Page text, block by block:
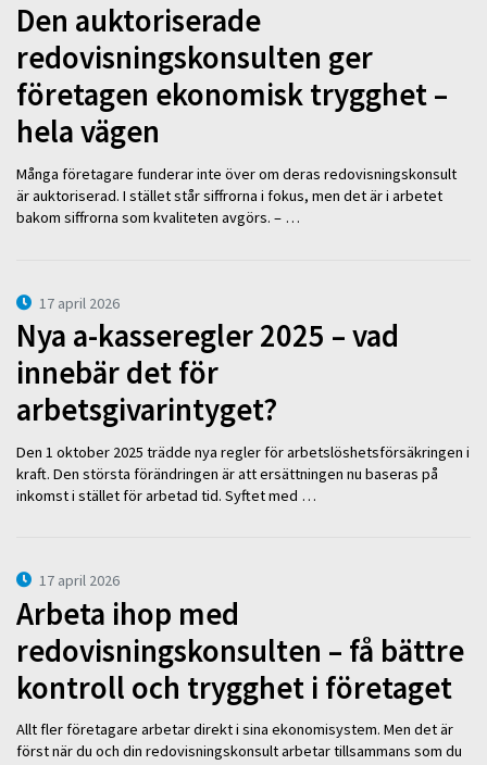
Den auktoriserade
redovisningskonsulten ger
företagen ekonomisk trygghet –
hela vägen
Många företagare funderar inte över om deras redovisningskonsult
är auktoriserad. I stället står siffrorna i fokus, men det är i arbetet
bakom siffrorna som kvaliteten avgörs. – …
17 april 2026
Nya a-kasseregler 2025 – vad
innebär det för
arbetsgivarintyget?
Den 1 oktober 2025 trädde nya regler för arbetslöshetsförsäkringen i
kraft. Den största förändringen är att ersättningen nu baseras på
inkomst i stället för arbetad tid. Syftet med …
17 april 2026
Arbeta ihop med
redovisningskonsulten – få bättre
kontroll och trygghet i företaget
Allt fler företagare arbetar direkt i sina ekonomisystem. Men det är
först när du och din redovisningskonsult arbetar tillsammans som du